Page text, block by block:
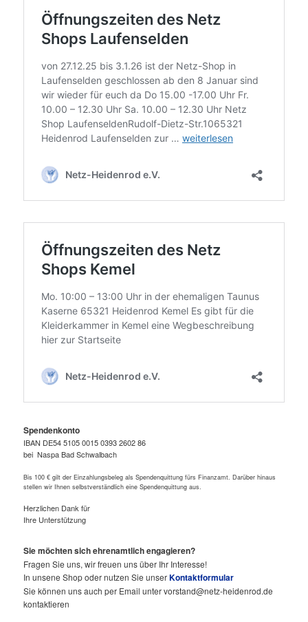
Spendenkonto
IBAN DE54 5105 0015 0393 2602 86
bei Naspa Bad Schwalbach
Bis 100 € gilt der Einzahlungsbeleg als Spendenquittung fürs Finanzamt. Darüber hinaus
stellen wir Ihnen selbstverständlich eine Spendenquittung aus.
Herzlichen Dank für
Ihre Unterstützung
Sie möchten sich ehrenamtlich engagieren?
Fragen Sie uns, wir freuen uns über Ihr Interesse!
In unsene Shop oder nutzen Sie unserKontaktformular
Sie können uns auch per Email unter vorstand@netz-heidenrod.de
kontaktieren